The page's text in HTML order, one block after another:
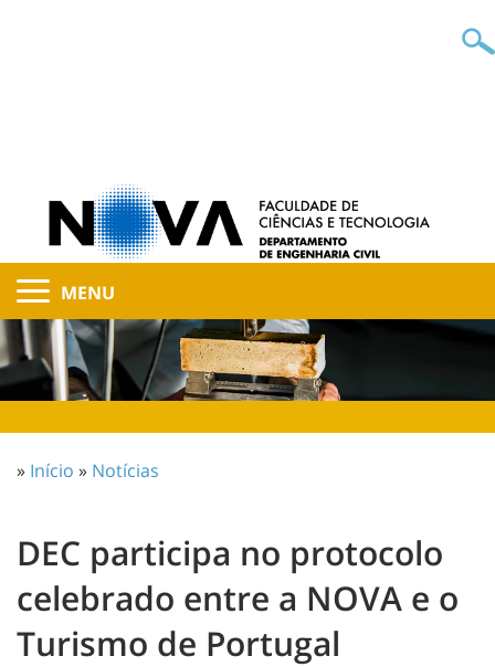
MENU
» Início » Notícias
DEC participa no protocolo
celebrado entre a NOVA e o
Turismo de Portugal